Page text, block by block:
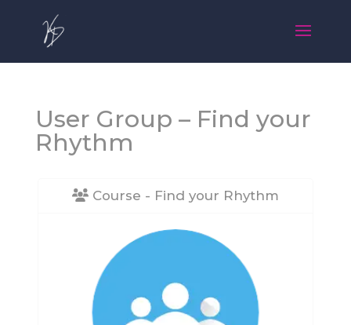
User Group – Find your
Rhythm
Course - Find your Rhythm
Falafel PRINCESS
Dárkové poukazy